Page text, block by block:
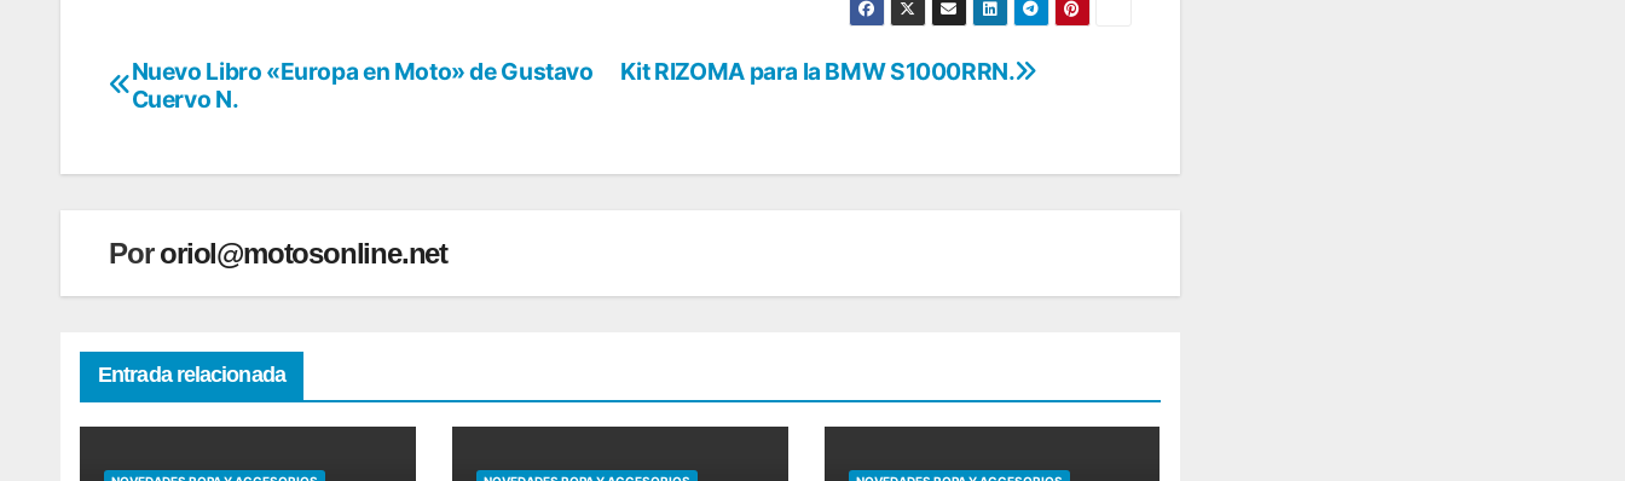
Navegación
entradas
Kit RIZOMA para la BMW S1000RRN.
Nuevo Libro «Europa en Moto» de Gustavo
Cuervo N.
Pororiol@motosonline.net
Entrada relacionada